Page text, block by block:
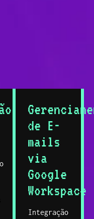
de E-
mails
via
Google
Workspace
Integração